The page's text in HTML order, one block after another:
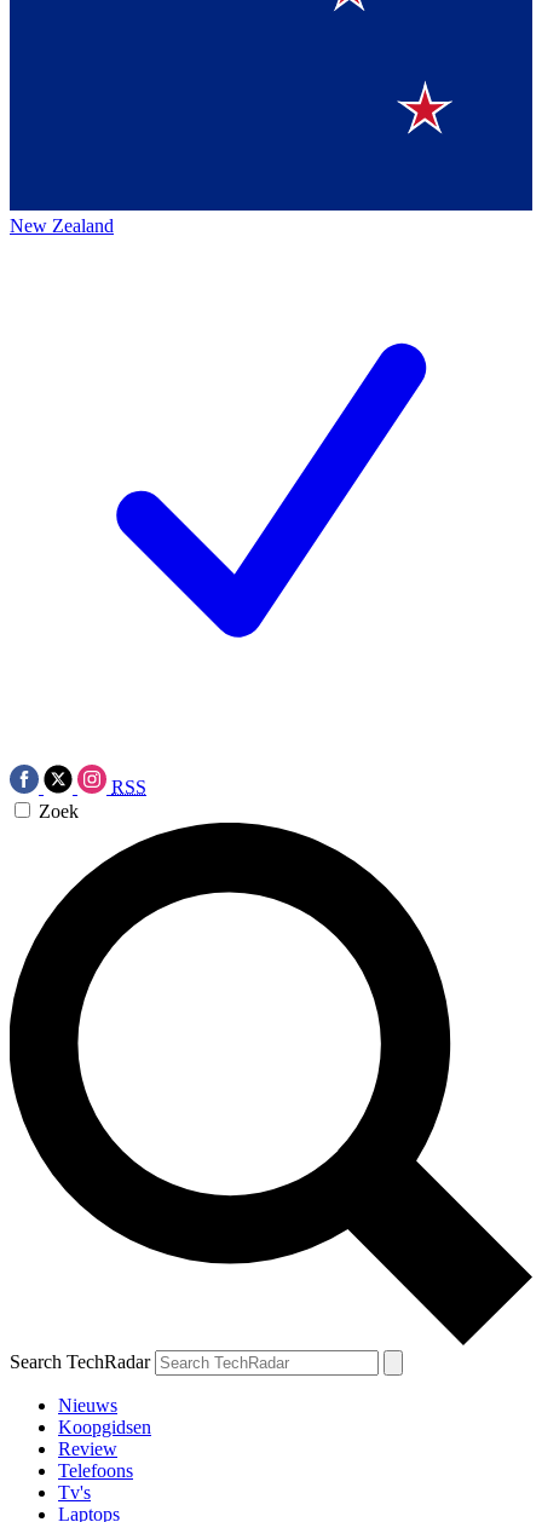
New Zealand
RSS
Zoek
Search TechRadar
Nieuws
Koopgidsen
Review
Telefoons
Tv's
Laptops